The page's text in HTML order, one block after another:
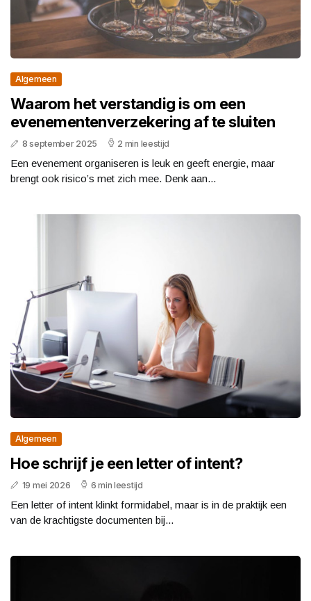
Algemeen
Waarom het verstandig is om een
evenementenverzekering af te sluiten
8 september 2025 2 min leestijd
Een evenement organiseren is leuk en geeft energie, maar
brengt ook risico’s met zich mee. Denk aan...
Algemeen
Hoe schrijf je een letter of intent?
19 mei 2026 6 min leestijd
Een letter of intent klinkt formidabel, maar is in de praktijk een
van de krachtigste documenten bij...